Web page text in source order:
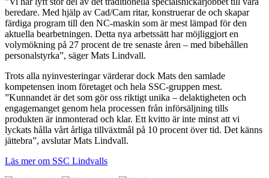
beredare. Med hjälp av Cad/Cam ritar, konstruerar de och skapar
färdiga program till den NC-maskin som är mest lämpad för den
aktuella bearbetningen. Detta nya arbetssätt har möjliggjort en
volymökning på 27 procent de tre senaste åren – med bibehållen
personalstyrka”, säger Mats Lindvall.
Trots alla nyinvesteringar värderar dock Mats den samlade
kompetensen inom företaget och hela SSC-gruppen mest.
”Kunnandet är det som gör oss riktigt unika – delaktigheten och
engagemanget genom hela processen från införsäljning tills
produkten är inmonterad och klar. Ett kvitto är inte minst att vi
lyckats hålla vårt årliga tillväxtmål på 10 procent över tid. Det känns
jättebra”, avslutar Mats Lindvall.
Läs mer om SSC Lindvalls